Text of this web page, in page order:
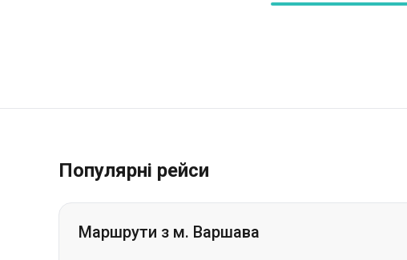
Популярні рейси
Маршрути з м. Варшава